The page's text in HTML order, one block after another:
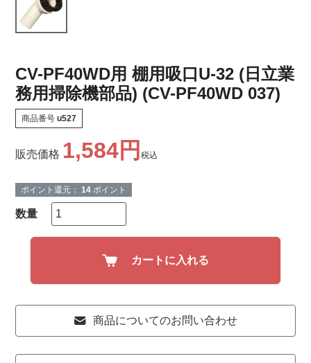
CV-PF40WD用 棚用吸口U-32 (日立業
務用掃除機部品) (CV-PF40WD 037)
商品番号 u527
販売価格 1,584 税込
ポイント還元： 14 ポイント
カートに入れる
商品についてのお問い合わせ